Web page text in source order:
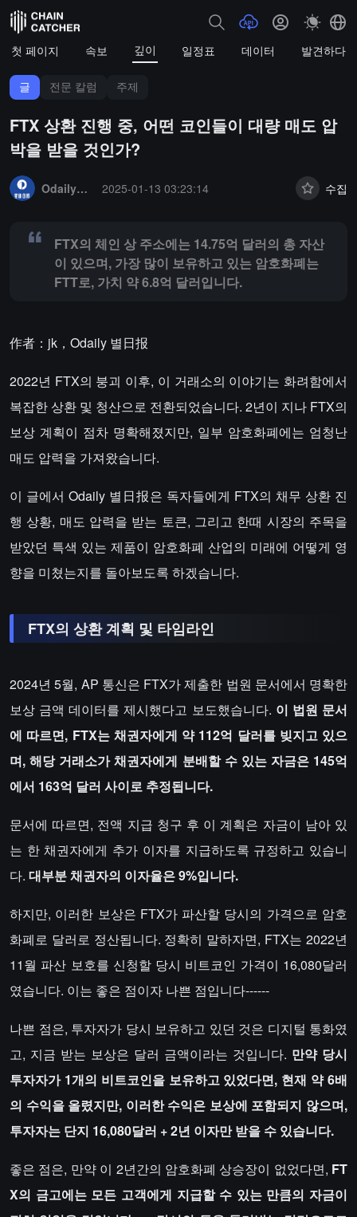
첫 페이지 속보 깊이 일정표 데이터 발견하다
글 전문 칼럼 주제
FTX 상환 진행 중, 어떤 코인들이 대량 매도 압
박을 받을 것인가?
OdailyNews
2025-01-13 03:23:14 수집
FTX의 체인 상 주소에는 14.75억 달러의 총 자산
이 있으며, 가장 많이 보유하고 있는 암호화폐는
FTT로, 가치 약 6.8억 달러입니다.
作者：jk，Odaily 별日报
2022년 FTX의 붕괴 이후, 이 거래소의 이야기는 화려함에서
복잡한 상환 및 청산으로 전환되었습니다. 2년이 지나 FTX의
보상 계획이 점차 명확해졌지만, 일부 암호화폐에는 엄청난
매도 압력을 가져왔습니다.
이 글에서 Odaily 별日报은 독자들에게 FTX의 채무 상환 진
행 상황, 매도 압력을 받는 토큰, 그리고 한때 시장의 주목을
받았던 특색 있는 제품이 암호화폐 산업의 미래에 어떻게 영
향을 미쳤는지를 돌아보도록 하겠습니다.
FTX의 상환 계획 및 타임라인
2024년 5월, AP 통신은 FTX가 제출한 법원 문서에서 명확한
보상 금액 데이터를 제시했다고 보도했습니다. 이 법원 문서
에 따르면, FTX는 채권자에게 약 112억 달러를 빚지고 있으
며, 해당 거래소가 채권자에게 분배할 수 있는 자금은 145억
에서 163억 달러 사이로 추정됩니다.
문서에 따르면, 전액 지급 청구 후 이 계획은 자금이 남아 있
는 한 채권자에게 추가 이자를 지급하도록 규정하고 있습니
다. 대부분 채권자의 이자율은 9%입니다.
하지만, 이러한 보상은 FTX가 파산할 당시의 가격으로 암호
화폐로 달러로 정산됩니다. 정확히 말하자면, FTX는 2022년
11월 파산 보호를 신청할 당시 비트코인 가격이 16,080달러
였습니다. 이는 좋은 점이자 나쁜 점입니다------
나쁜 점은, 투자자가 당시 보유하고 있던 것은 디지털 통화였
고, 지금 받는 보상은 달러 금액이라는 것입니다. 만약 당시
투자자가 1개의 비트코인을 보유하고 있었다면, 현재 약 6배
의 수익을 올렸지만, 이러한 수익은 보상에 포함되지 않으며,
투자자는 단지 16,080달러 + 2년 이자만 받을 수 있습니다.
좋은 점은, 만약 이 2년간의 암호화폐 상승장이 없었다면, FT
X의 금고에는 모든 고객에게 지급할 수 있는 만큼의 자금이